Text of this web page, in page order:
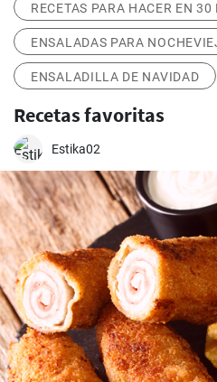
RECETAS PARA HACER EN
ENSALADAS PARA
ENSALADILLA DE NAVIDAD
Recetas favoritas
Estika02